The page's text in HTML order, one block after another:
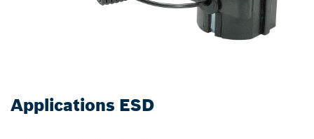
Applications ESD